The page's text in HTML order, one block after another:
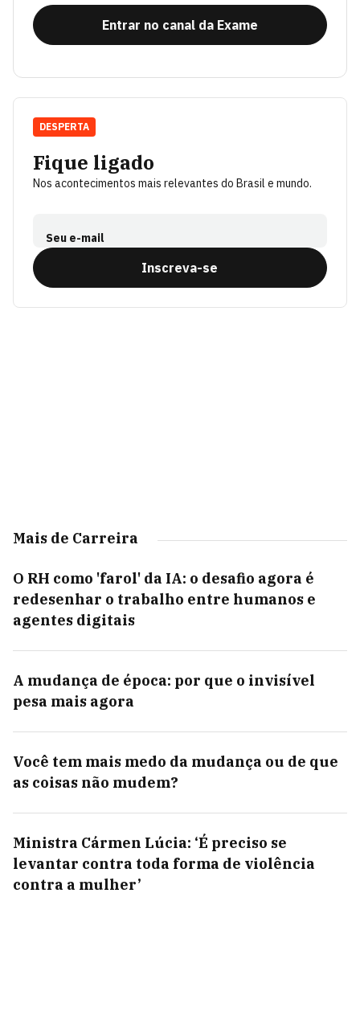
Entrar no canal da Exame
Fique ligado
Nos acontecimentos mais relevantes do Brasil e mundo.
Seu e-mail
Inscreva-se
DESPERTA
Mais de Carreira
O RH como 'farol' da IA: o desafio agora é
redesenhar o trabalho entre humanos e
agentes digitais
A mudança de época: por que o invisível
pesa mais agora
Você tem mais medo da mudança ou de que
as coisas não mudem?
Ministra Cármen Lúcia: ‘É preciso se
levantar contra toda forma de violência
contra a mulher’